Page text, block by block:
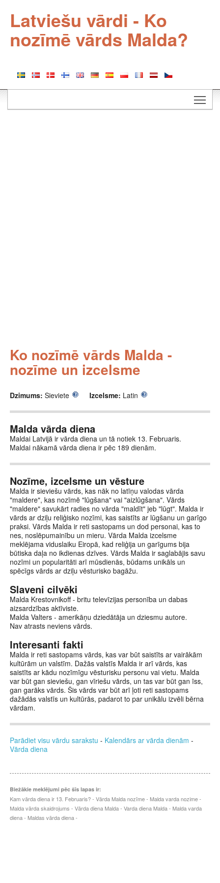
Latviešu vārdi - Ko
nozīmē vārds Malda?
Ko nozīmē vārds Malda -
nozīme un izcelsme
Dzimums: Sieviete Izcelsme: Latin
Malda vārda diena
Maldai Latvijā ir vārda diena un tā notiek 13. Februaris.
Maldai nākamā vārda diena ir pēc 189 dienām.
Nozīme, izcelsme un vēsture
Malda ir sieviešu vārds, kas nāk no latīņu valodas vārda
"maldere", kas nozīmē "lūgšana" vai "aizlūgšana". Vārds
"maldere" savukārt radies no vārda "maldīt" jeb "lūgt". Malda ir
vārds ar dziļu reliģisko nozīmi, kas saistīts ar lūgšanu un garīgo
praksi. Vārds Malda ir reti sastopams un dod personai, kas to
nes, noslēpumainību un mieru. Vārda Malda izcelsme
meklējama viduslaiku Eiropā, kad reliģija un garīgums bija
būtiska daļa no ikdienas dzīves. Vārds Malda ir saglabājis savu
nozīmi un popularitāti arī mūsdienās, būdams unikāls un
spēcīgs vārds ar dziļu vēsturisko bagāžu.
Slaveni cilvēki
Malda Krestovnikoff - britu televīzijas personība un dabas
aizsardzības aktīviste.
Malda Valters - amerikāņu dziedātāja un dziesmu autore.
Nav atrasts neviens vārds.
Interesanti fakti
Malda ir reti sastopams vārds, kas var būt saistīts ar vairākām
kultūrām un valstīm. Dažās valstīs Malda ir arī vārds, kas
saistīts ar kādu nozīmīgu vēsturisku personu vai vietu. Malda
var būt gan sieviešu, gan vīriešu vārds, un tas var būt gan īss,
gan garāks vārds. Šis vārds var būt arī ļoti reti sastopams
dažādās valstīs un kultūrās, padarot to par unikālu izvēli bērna
vārdam.
Parādiet visu vārdu sarakstu - Kalendārs ar vārda dienām -
Vārda diena
Biežākie meklējumi pēc šīs lapas ir:
Kam vārda diena ir 13. Februaris? - Vārda Malda nozīme - Malda varda nozime -
Malda vārda skaidrojums - Vārda diena Malda - Varda diena Malda - Malda varda
diena - Maldas vārda diena -